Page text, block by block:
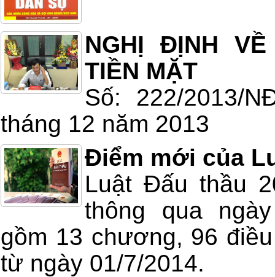
NGHỊ ĐỊNH
TIỀN MẶT
Số: 222/2013/
tháng 12 năm 2013
Điểm mới của
Luật Đấu thầu
thông qua
gồm 13 chương, 96
từ ngày 01/7/2014.